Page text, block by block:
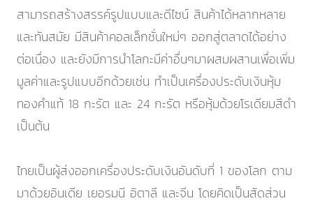
สามารถสร้างสรรค์รูปแบบและดีไซน์ สินค้าได้หลากหลาย
และทันสมัย มีสินค้าคอลเล็กชั่นใหม่ๆ ออกสู่ตลาดได้อย่าง
ต่อเนื่อง และยังมีการนำโลกะมีค่าอื่นๆมาผสมผสานเพื่อเพิ่ม
มูลค่าและรูปแบบอีกด้วยเช่น ทำเป็นเครื่องประดับเงินหุ้ม
ทองคำแท้ 18 กะรัต และ 24 กะรัต หรือหุ้มด้วยโรเดียมสีดำ
เป็นต้น
ไทยเป็นผู้ส่งออกเครื่องประดับเงินอันดับที่ 1 ของโลก ตาม
มาด้วยอินเดีย เยอรมนี อิตาลี และจีน โดยคิดเป็นสัดส่วน